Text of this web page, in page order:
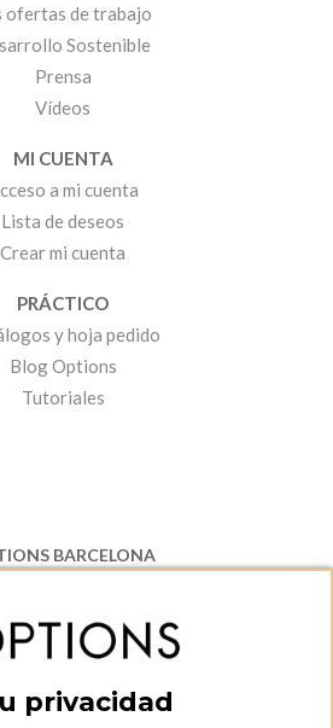
ofertas de trabajo
Sostenible
Prensa
Vídeos
MI CUENTA
a mi cuenta
Lista de deseos
Crear mi cuenta
PRÁCTICO
y hoja pedido
Blog Options
Tutoriales
BARCELONA
de Moguda, Barcelona
ESPAñA
+34 935 724 041
SHOWROOM
privacidad